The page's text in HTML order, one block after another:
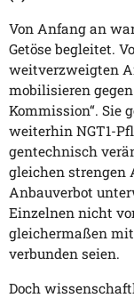
Von Anfang an
Getöse begleitet.
weitverzweigten
mobilisieren
Kommission“. Sie
weiterhin NGT1-
gentechnisch
gleichen strengen
Anbauverbot
Einzelnen nicht
gleichermaßen mit
verbunden seien.
Doch